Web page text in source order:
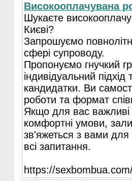
Високооплачувана
Шукаєте
Києві?
Запрошуємо
сфері супроводу.
Пропонуємо гнучкий
індивідуальний
кандидатки. Ви
роботи та формат
Якщо для вас важливі
комфортні умови,
зв'яжеться з вами для
всі запитання.
https://